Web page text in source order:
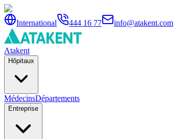
International 444 16 77 info@atakent.com
Atakent
Hôpitaux
MédecinsDépartements
Entreprise